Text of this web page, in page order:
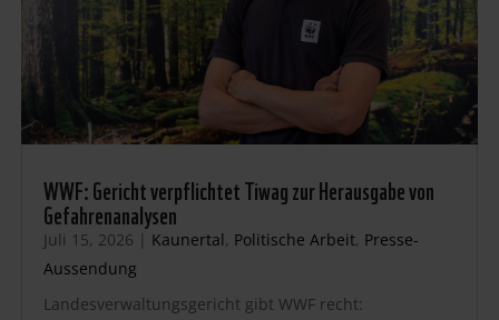
WWF: Gericht verpflichtet Tiwag zur Herausgabe von
Gefahrenanalysen
Juli 15, 2026 | Kaunertal, Politische Arbeit, Presse-
Aussendung
Landesverwaltungsgericht gibt WWF recht: